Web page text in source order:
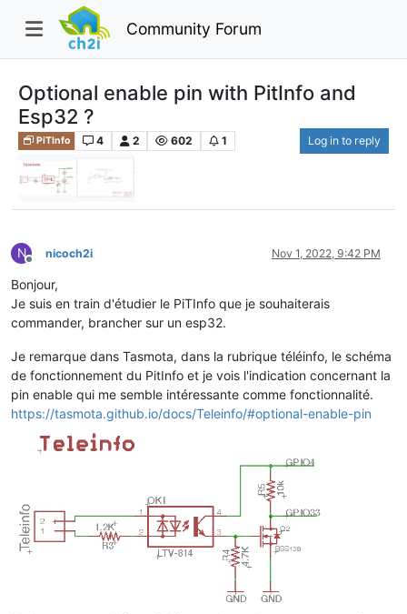
Community Forum
Optional enable pin with PitInfo and
Esp32 ?
PiTInfo 4 2 602 1 Log in to reply
N
Offline
nicoch2i Nov 1, 2022, 9:42 PM
Bonjour,
Je suis en train d'étudier le PiTInfo que je souhaiterais
commander, brancher sur un esp32.
Je remarque dans Tasmota, dans la rubrique téléinfo, le schéma
de fonctionnement du PitInfo et je vois l'indication concernant la
pin enable qui me semble intéressante comme fonctionnalité.
https://tasmota.github.io/docs/Teleinfo/#optional-enable-pin